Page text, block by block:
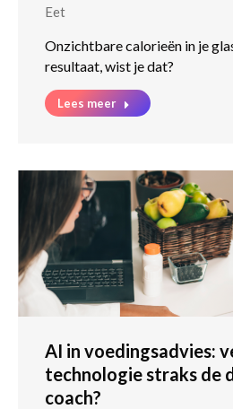
Eet
Onzichtbare calorieën in je
resultaat, wist je dat?
Lees meer
AI in voedingsadvies:
technologie straks de
coach?